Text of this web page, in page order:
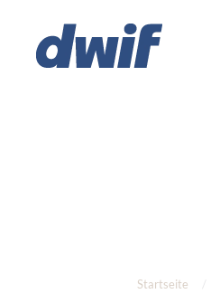
Zum Hauptinhalt springen
Startseite